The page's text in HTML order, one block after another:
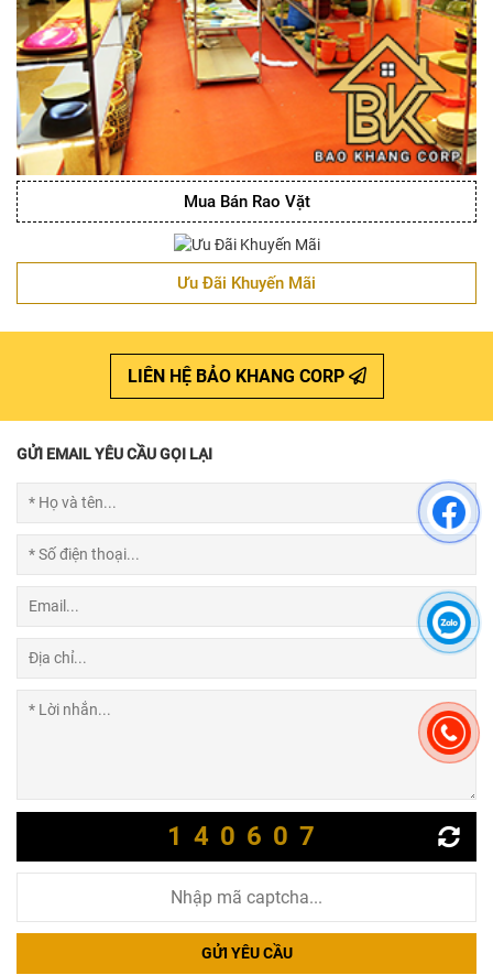
Mua Bán Rao Vặt
Ưu Đãi Khuyến Mãi
LIÊN HỆ BẢO KHANG CORP
GỬI EMAIL YÊU CẦU GỌI LẠI
140607
GỬI YÊU CẦU